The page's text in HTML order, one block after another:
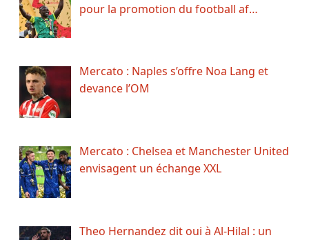
pour la promotion du football af…
Mercato : Naples s’offre Noa Lang et
devance l’OM
Mercato : Chelsea et Manchester United
envisagent un échange XXL
Theo Hernandez dit oui à Al-Hilal : un